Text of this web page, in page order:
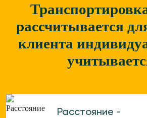
рассчитывается
клиента
Расстояние -